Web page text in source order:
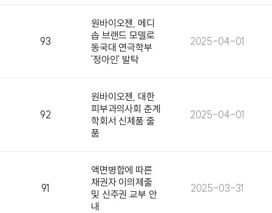
93
원바이오젠, 메디
솝 브랜드 모델로
동국대 연극학부
'정아인' 발탁
2025-04-01
92
원바이오젠, 대한
피부과의사회 춘계
학회서 신제품 출
품
2025-04-01
91
액면병합에 따른
채권자 이의제출
및 신주권 교부 안
내
2025-03-31